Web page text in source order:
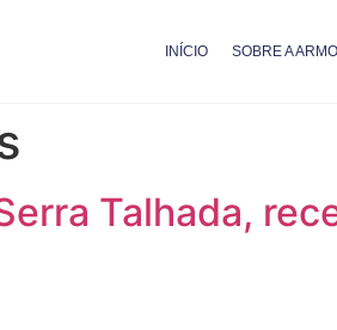
INÍCIO SOBRE A
Talhada,